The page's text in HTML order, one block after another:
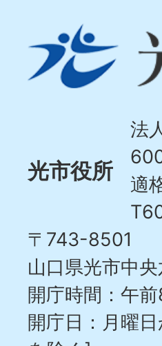
市
Hikari
光市役所
法
適
〒743-8501
山口県光市中
開庁時間：午
開庁日：月曜